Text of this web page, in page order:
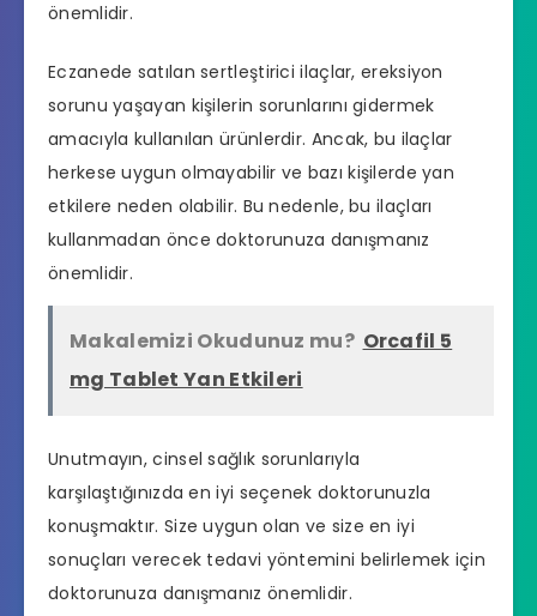
önemlidir.
Eczanede satılan sertleştirici ilaçlar,ereksiyon
sorunu yaşayan kişilerin sorunlarını gidermek
amacıyla kullanılan ürünlerdir. Ancak, bu ilaçlar
herkese uygun olmayabilir ve bazı kişilerde yan
etkilere neden olabilir. Bu nedenle, bu ilaçları
kullanmadan önce doktorunuza danışmanız
önemlidir.
Makalemizi Okudunuz mu? Orcafil 5
mg Tablet Yan Etkileri
Unutmayın, cinsel sağlık sorunlarıyla
karşılaştığınızda en iyi seçenek doktorunuzla
konuşmaktır. Size uygun olan ve size en iyi
sonuçları verecek tedavi yöntemini belirlemek için
doktorunuza danışmanız önemlidir.